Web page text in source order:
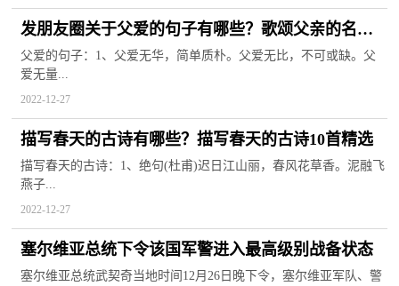
发朋友圈关于父爱的句子有哪些？歌颂父亲的名言
名句
父爱的句子：1、父爱无华，简单质朴。父爱无比，不可或缺。父
爱无量...
2022-12-27
描写春天的古诗有哪些？描写春天的古诗10首精选
描写春天的古诗：1、绝句(杜甫)迟日江山丽，春风花草香。泥融飞
燕子...
2022-12-27
塞尔维亚总统下令该国军警进入最高级别战备状态
塞尔维亚总统武契奇当地时间12月26日晚下令，塞尔维亚军队、警